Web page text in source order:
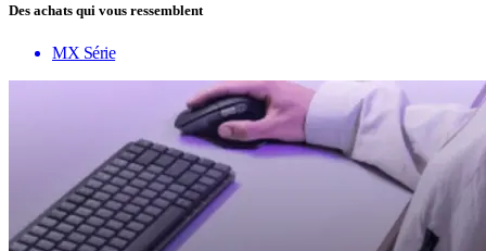
Des achats qui vous ressemblent
MX Série